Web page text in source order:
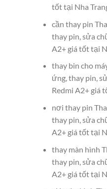
tốt tại Nha
cần thay pin
thay pin, sửa
A2+ giá tốt tại
thay bin cho
ứng, thay pin,
Redmi A2+ giá
nơi thay pin
thay pin, sửa
A2+ giá tốt tại
thay màn hình
thay pin, sửa
A2+ giá tốt tại